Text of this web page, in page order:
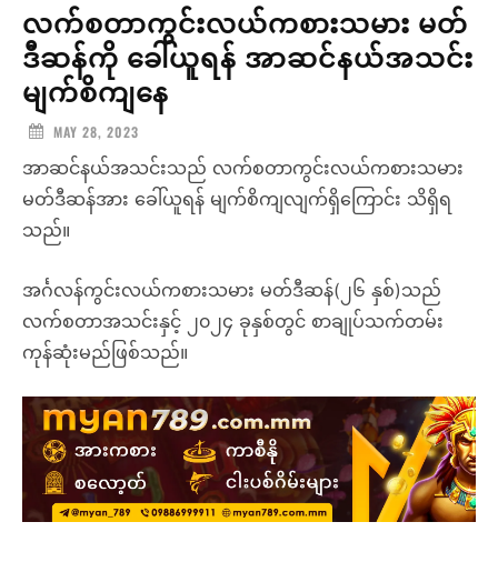
လက်စတာကွင်းလယ်ကစားသမား မတ်
ဒီဆန်ကို ခေါ်ယူရန် အာဆင်နယ်အသင်း
မျက်စိကျနေ
MAY 28, 2023
အာဆင်နယ်အသင်းသည် လက်စတာကွင်းလယ်ကစားသမား
မတ်ဒီဆန်အား ခေါ်ယူရန် မျက်စိကျလျက်ရှိကြောင်း သိရှိရ
သည်။
အင်္ဂလန်ကွင်းလယ်ကစားသမား မတ်ဒီဆန်(၂၆ နှစ်)သည်
လက်စတာအသင်းနှင့် ၂၀၂၄ ခုနှစ်တွင် စာချုပ်သက်တမ်း
ကုန်ဆုံးမည်ဖြစ်သည်။